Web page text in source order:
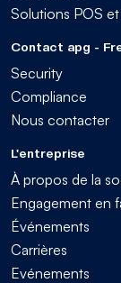
Solutions POS
Contact apg -
Security
Compliance
Nous contacter
L'entreprise
À propos de la
Engagement en
Événements
Carrières
Evénements